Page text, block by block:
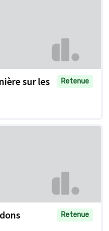
sur les
Retenue
Retenue